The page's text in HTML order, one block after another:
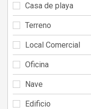
Casa de playa
Terreno
Local Comercial
Oficina
Nave
Edificio